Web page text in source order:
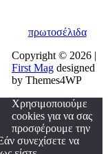
πρωτοσέλιδα
Copyright © 2026 |
First Mag designed
by Themes4WP
Χρησιμοποιούμε
cookies για να σας
προσφέρουμε την
συνεχίσετε να